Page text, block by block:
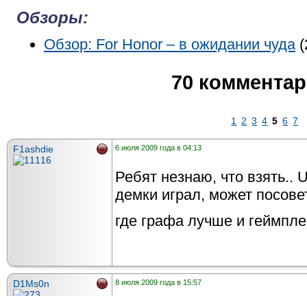
Обзоры:
Обзор: For Honor – в ожидании чуда
70
1 2 3 4 5 6 7
F1ashdie 6 июля 2009 года в 04:13
Ребят незнаю, что взять..
демки играл, может
где графа лучше и
D1Ms0n 8 июля 2009 года в 15:57